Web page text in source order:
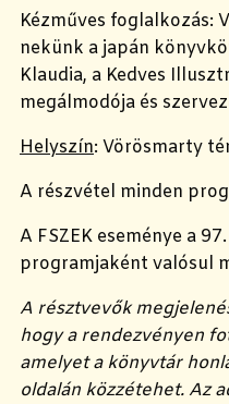
Kézműves foglalkozás:
nekünk a japán
Klaudia, a Kedves
megálmodója és
Helyszín: Vörösmarty
A részvétel minden
A FSZEK eseménye a
programjaként valósul
A résztvevők
hogy a rendezvényen
amelyet a könyvtár
oldalán közzétehet. Az